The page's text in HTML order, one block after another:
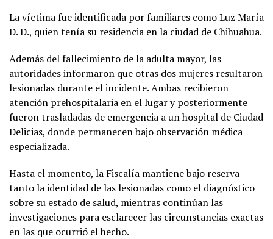
La víctima fue identificada por familiares como Luz María
D. D., quien tenía su residencia en la ciudad de Chihuahua.
Además del fallecimiento de la adulta mayor, las
autoridades informaron que otras dos mujeres resultaron
lesionadas durante el incidente. Ambas recibieron
atención prehospitalaria en el lugar y posteriormente
fueron trasladadas de emergencia a un hospital de Ciudad
Delicias, donde permanecen bajo observación médica
especializada.
Hasta el momento, la Fiscalía mantiene bajo reserva
tanto la identidad de las lesionadas como el diagnóstico
sobre su estado de salud, mientras continúan las
investigaciones para esclarecer las circunstancias exactas
en las que ocurrió el hecho.